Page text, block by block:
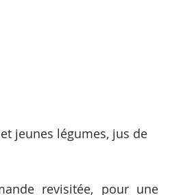
jeunes légumes, jus de
revisitée, pour une